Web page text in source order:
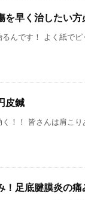
を早く治したい
んです！ よく紙で
皮鍼
く！！ 皆さんは肩こ
！足底腱膜炎の痛